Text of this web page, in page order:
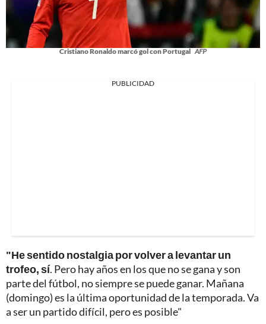
Cristiano Ronaldo marcó gol con Portugal AFP
PUBLICIDAD
"He sentido nostalgia por volver a levantar un
trofeo, sí. Pero hay años en los que no se gana y son
parte del fútbol, no siempre se puede ganar. Mañana
(domingo) es la última oportunidad de la temporada. Va
a ser un partido difícil, pero es posible"